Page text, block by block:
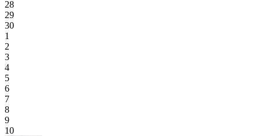
28
29
30
1
2
3
4
5
6
7
8
9
10